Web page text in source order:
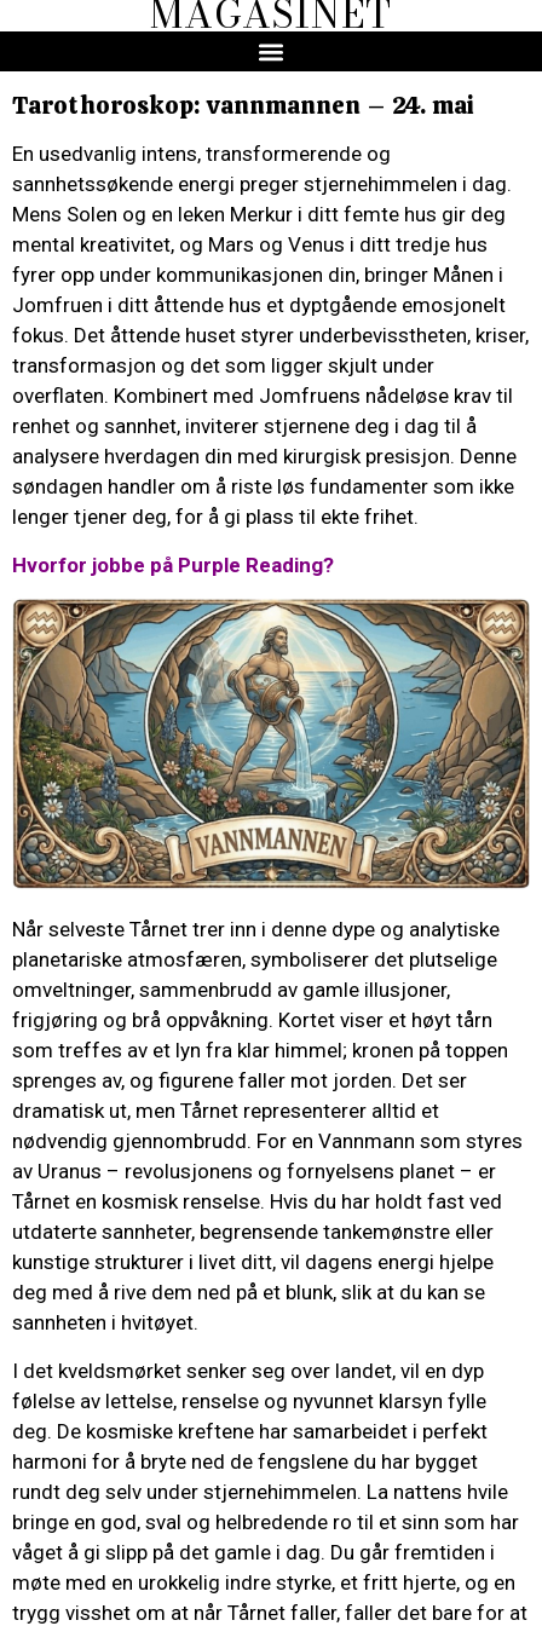
MAGASINET
Tarothoroskop: vannmannen – 24. mai
En usedvanlig intens, transformerende og
sannhetssøkende energi preger stjernehimmelen i dag.
Mens Solen og en leken Merkur i ditt femte hus gir deg
mental kreativitet, og Mars og Venus i ditt tredje hus
fyrer opp under kommunikasjonen din, bringer Månen i
Jomfruen i ditt åttende hus et dyptgående emosjonelt
fokus. Det åttende huset styrer underbevisstheten, kriser,
transformasjon og det som ligger skjult under
overflaten. Kombinert med Jomfruens nådeløse krav til
renhet og sannhet, inviterer stjernene deg i dag til å
analysere hverdagen din med kirurgisk presisjon. Denne
søndagen handler om å riste løs fundamenter som ikke
lenger tjener deg, for å gi plass til ekte frihet.
Hvorfor jobbe på Purple Reading?
Når selveste Tårnet trer inn i denne dype og analytiske
planetariske atmosfæren, symboliserer det plutselige
omveltninger, sammenbrudd av gamle illusjoner,
frigjøring og brå oppvåkning. Kortet viser et høyt tårn
som treffes av et lyn fra klar himmel; kronen på toppen
sprenges av, og figurene faller mot jorden. Det ser
dramatisk ut, men Tårnet representerer alltid et
nødvendig gjennombrudd. For en Vannmann som styres
av Uranus – revolusjonens og fornyelsens planet – er
Tårnet en kosmisk renselse. Hvis du har holdt fast ved
utdaterte sannheter, begrensende tankemønstre eller
kunstige strukturer i livet ditt, vil dagens energi hjelpe
deg med å rive dem ned på et blunk, slik at du kan se
sannheten i hvitøyet.
I det kveldsmørket senker seg over landet, vil en dyp
følelse av lettelse, renselse og nyvunnet klarsyn fylle
deg. De kosmiske kreftene har samarbeidet i perfekt
harmoni for å bryte ned de fengslene du har bygget
rundt deg selv under stjernehimmelen. La nattens hvile
bringe en god, sval og helbredende ro til et sinn som har
våget å gi slipp på det gamle i dag. Du går fremtiden i
møte med en urokkelig indre styrke, et fritt hjerte, og en
trygg visshet om at når Tårnet faller, faller det bare for at